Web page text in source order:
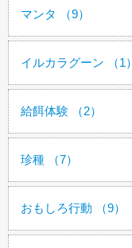
マンタ （9）
イルカラグーン （1）
給餌体験 （2）
珍種 （7）
おもしろ行動 （9）